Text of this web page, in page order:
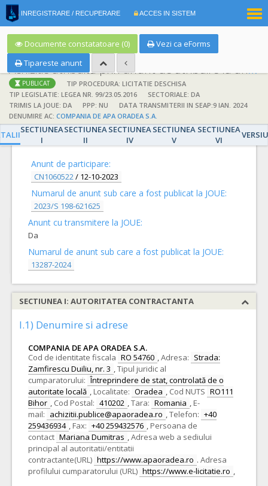
INREGISTRARE / RECUPERARE ACCES IN SISTEM
Documente constatatoare (0)
Vezi ca eForms
Tipareste anunt
Achizitie atribuita prin anunt de atribuire la anunt de participare
PUBLICAT
TIP PROCEDURA: LICITATIE DESCHISA
TIP LEGISLATIE: LEGEA NR. 99/23.05.2016
SECTORIALE: DA
TRIMIS LA JOUE: DA
PPP: NU
DATA TRANSMITERII IN SEAP:9 IAN. 2024
DENUMIRE AC: COMPANIA DE APA ORADEA S.A.
SECTIUNEA
I
SECTIUNEA
II
SECTIUNEA
IV
SECTIUNEA
V
SECTIUNEA
VI
DETALII
Anunt de participare:
CN1060522/ 12-10-2023
Numarul de anunt sub care a fost publicat la JOUE:
2023/S 198-621625
Anunt cu transmitere la JOUE:
Da
Numarul de anunt sub care a fost publicat la JOUE:
13287-2024
SECTIUNEA I: AUTORITATEA CONTRACTANTA
I.1) Denumire si adrese
COMPANIA DE APA ORADEA S.A.
Cod de identitate fiscala RO 54760 ,Adresa: Strada:
Zamfirescu Duiliu, nr. 3 ,Tipul juridic al
cumparatorului: Întreprindere de stat, controlată de o
autoritate locală , Localitate: Oradea , Cod NUTS RO111
Bihor , Cod Postal: 410202 ,Tara: Romania , E-
mail: achizitii.publice@apaoradea.ro ,Telefon: +40
259436934 , Fax: +40 259432576 , Persoana de
contact Mariana Dumitras ,Adresa web a sediului
principal al autoritatii/entitatii
contractante(URL) https://www.apaoradea.ro . Adresa
profilului cumparatorului (URL) https://www.e-licitatie.ro ,